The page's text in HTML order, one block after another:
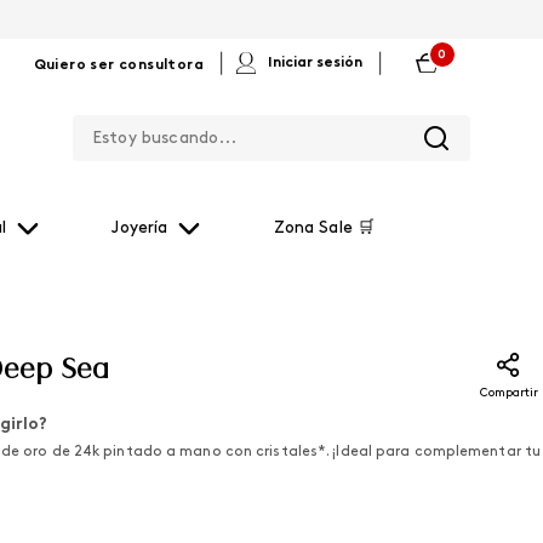
Quiero ser consultora Iniciar sesión
0
Joyería Zona Sale 🛒
Sea
Compartir
oro de 24k pintado a mano con cristales*. ¡Ideal para complementar tu